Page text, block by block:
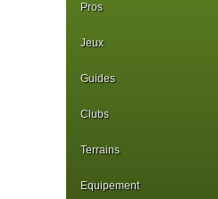
Pros
Jeux
Guides
Clubs
Terrains
Equipement